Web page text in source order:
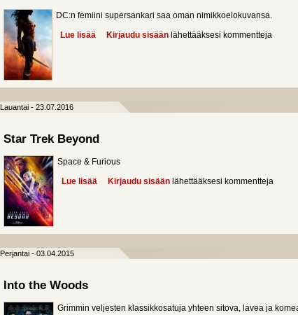
DC:n femiini supersankari saa oman nimikkoelokuvansa.
Lue lisää about Wonder Woman
Kirjaudu sisään lähettääksesi kommentteja
Lauantai - 23.07.2016
Star Trek Beyond
Space & Furious
Lue lisää about Star Trek Beyond
Kirjaudu sisään lähettääksesi kommentteja
Perjantai - 03.04.2015
Into the Woods
Grimmin veljesten klassikkosatuja yhteen sitova, lavea ja